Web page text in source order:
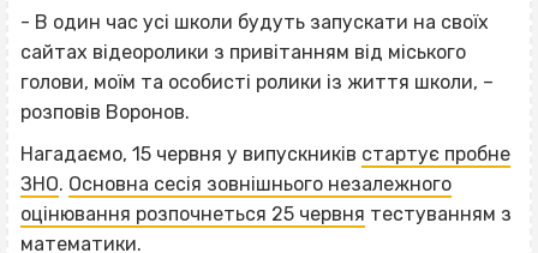
- В один час усі школи будуть запускати на своїх
сайтах відеоролики з привітанням від міського
голови, моїм та особисті ролики із життя школи, –
розповів Воронов.
Нагадаємо, 15 червня у випускників стартує пробне
ЗНО. Основна сесія зовнішнього незалежного
оцінювання розпочнеться 25 червня тестуванням з
математики.